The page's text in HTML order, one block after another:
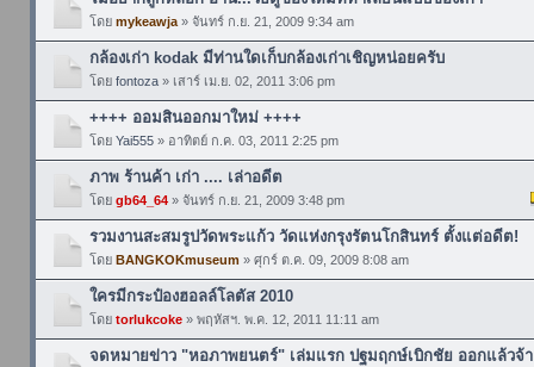
โดย mykeawja» จันทร์ ก.ย. 21, 2009 9:34 am
กล้องเก่า kodak มีท่านใดเก็บกล้องเก่าเชิญหน่อยครับ
โดย fontoza» เสาร์ เม.ย. 02, 2011 3:06 pm
++++ ออมสินออกมาใหม่ ++++
โดย Yai555» อาทิตย์ ก.ค. 03, 2011 2:25 pm
ภาพ ร้านค้า เก่า .... เล่าอดีต
โดย gb64_64» จันทร์ ก.ย. 21, 2009 3:48 pm
รวมงานสะสมรูปวัดพระแก้ว วัดแห่งกรุงรัตนโกสินทร์ ตั้งแต่อดีต!
โดย BANGKOKmuseum » ศุกร์ ต.ค. 09, 2009 8:08 am
ใครมีกระป๋องฮอลล์โลตัส 2010
โดย torlukcoke» พฤหัสฯ. พ.ค. 12, 2011 11:11 am
จดหมายข่าว "หอภาพยนตร์" เล่มแรก ปฐมฤกษ์เบิกชัย ออกแล้วจ้า